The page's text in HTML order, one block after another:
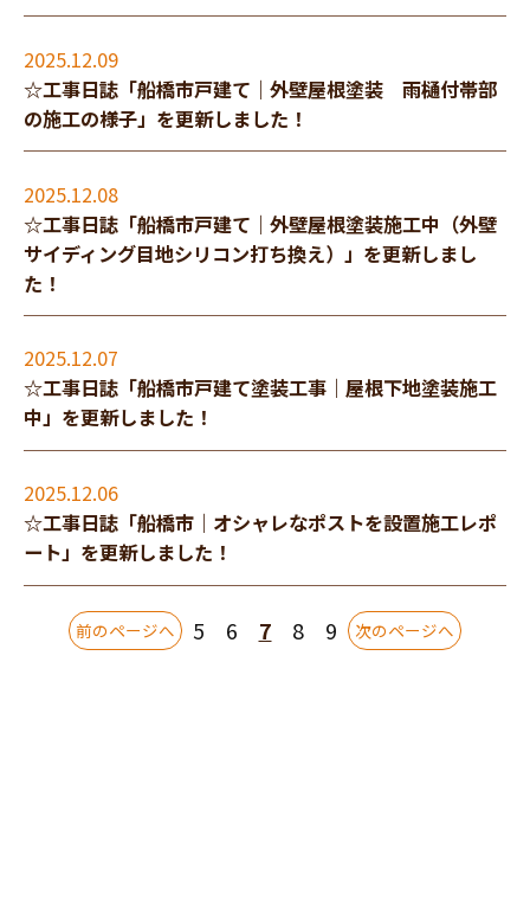
2025.12.09
☆工事日誌「船橋市戸建て｜外壁屋根塗装 雨樋付帯部
の施工の様子」を更新しました！
2025.12.08
☆工事日誌「船橋市戸建て｜外壁屋根塗装施工中（外壁
サイディング目地シリコン打ち換え）」を更新しまし
た！
2025.12.07
☆工事日誌「船橋市戸建て塗装工事｜屋根下地塗装施工
中」を更新しました！
2025.12.06
☆工事日誌「船橋市｜オシャレなポストを設置施工レポ
ート」を更新しました！
前のページへ 5 6 7 8 9 次のページへ